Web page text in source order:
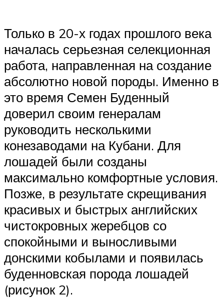
Только в 20-х годах прошлого века
началась серьезная селекционная
работа, направленная на создание
абсолютно новой породы. Именно в
это время Семен Буденный
доверил своим генералам
руководить несколькими
конезаводами на Кубани. Для
лошадей были созданы
максимально комфортные условия.
Позже, в результате скрещивания
красивых и быстрых английских
чистокровных жеребцов со
спокойными и выносливыми
донскими кобылами и появилась
буденновская порода лошадей
(рисунок 2).